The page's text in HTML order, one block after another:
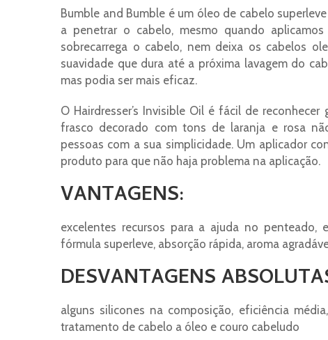
Bumble and Bumble é um óleo de cabelo
a penetrar o cabelo, mesmo quando
sobrecarrega o cabelo, nem deixa os cabelos
suavidade que dura até a próxima lavagem do
mas podia ser mais eficaz.
O Hairdresser’s Invisible Oil é fácil de
frasco decorado com tons de laranja e rosa
pessoas com a sua simplicidade. Um aplicador
produto para que não haja problema na aplicação.
VANTAGENS:
excelentes recursos para a ajuda no penteado,
fórmula superleve, absorção rápida, aroma
DESVANTAGENS
alguns silicones na composição, eficiência
tratamento de cabelo a óleo e couro cabeludo